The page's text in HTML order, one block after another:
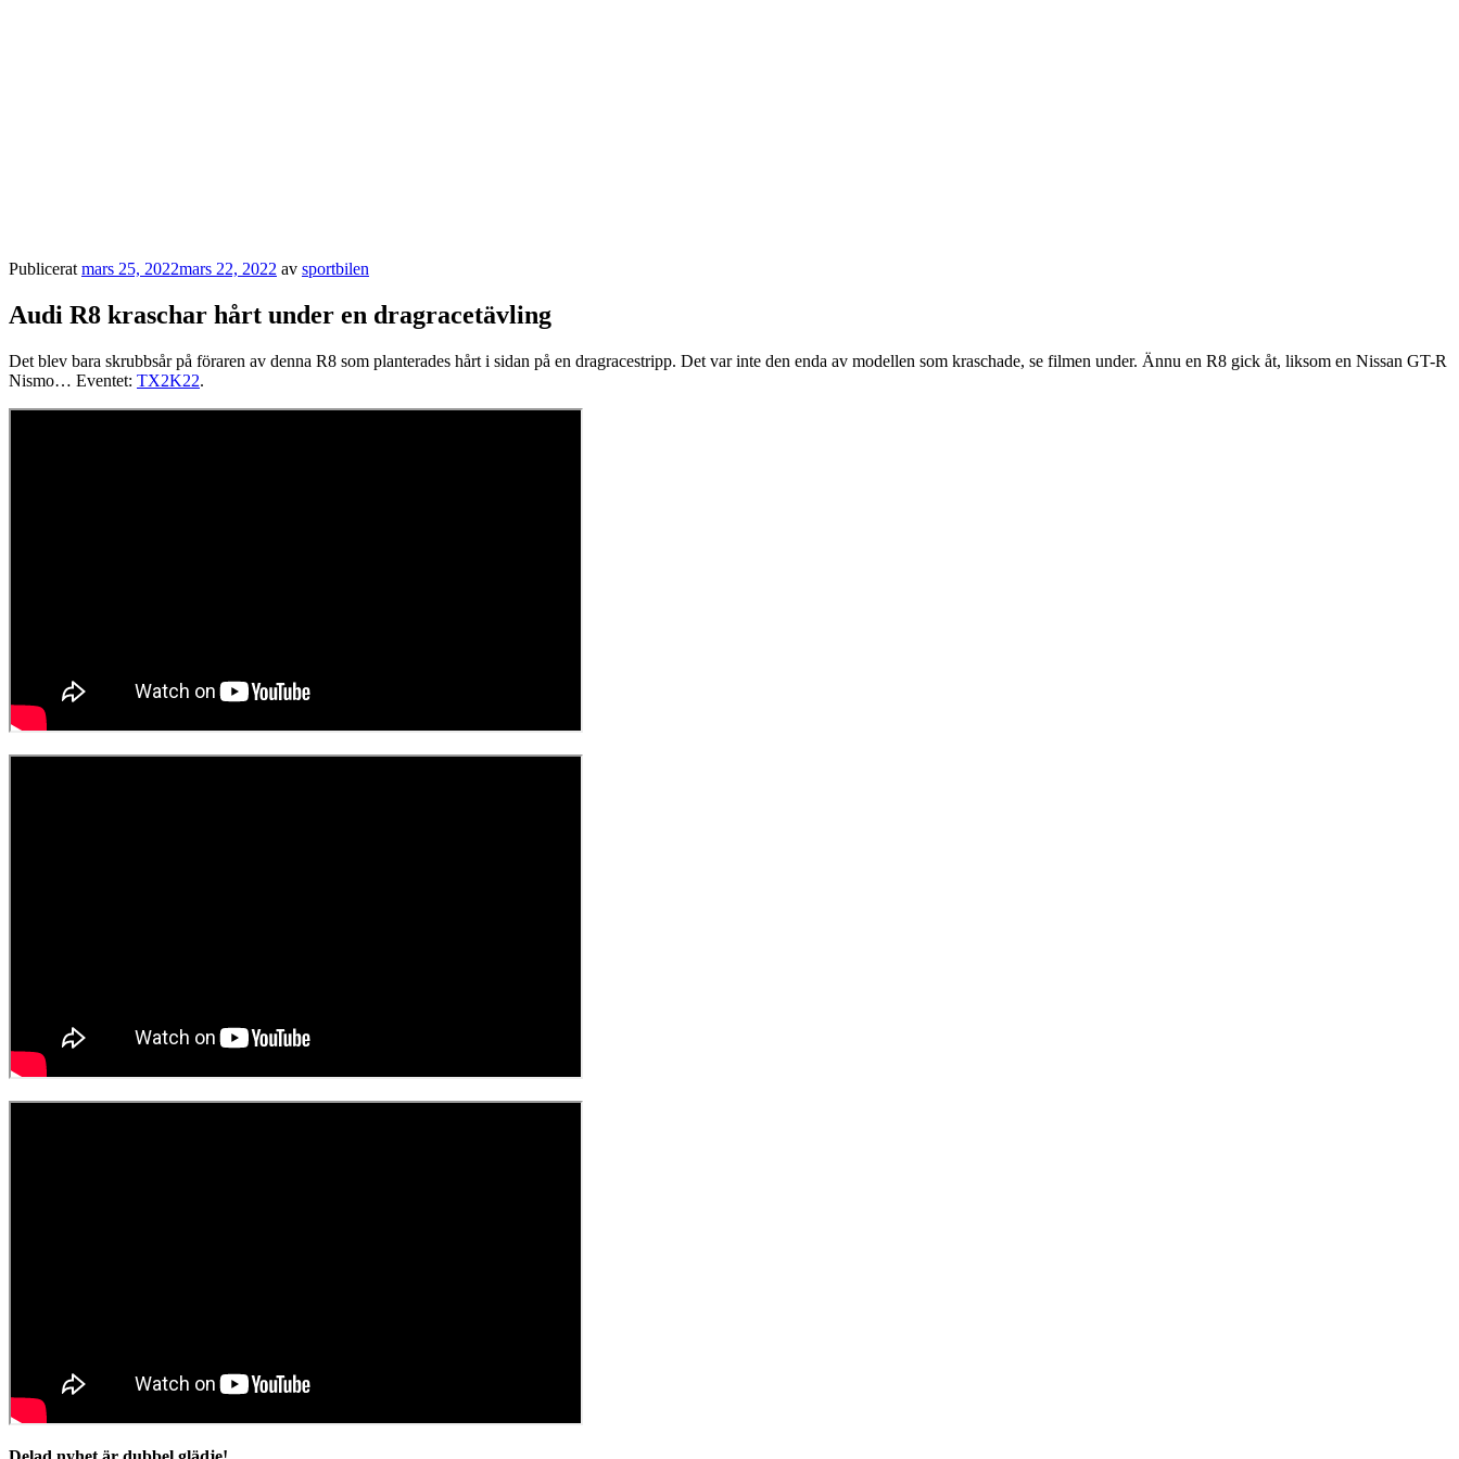
Publicerat mars 25, 2022mars 22, 2022 av sportbilen
Audi R8 kraschar hårt under en dragracetävling
Det blev bara skrubbsår på föraren av denna R8 som planterades hårt i sidan på en dragracestripp. Det var inte den enda av modellen som kraschade, se filmen under. Ännu en R8 gick åt, liksom en Nissan GT-R
Nismo… Eventet: TX2K22.